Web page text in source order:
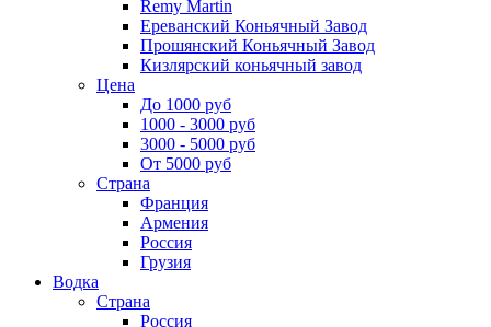
Remy Martin
Ереванский Коньячный Завод
Прошянский Коньячный Завод
Кизлярский коньячный завод
Цена
До 1000 руб
1000 - 3000 руб
3000 - 5000 руб
От 5000 руб
Страна
Франция
Армения
Россия
Грузия
Водка
Страна
Россия